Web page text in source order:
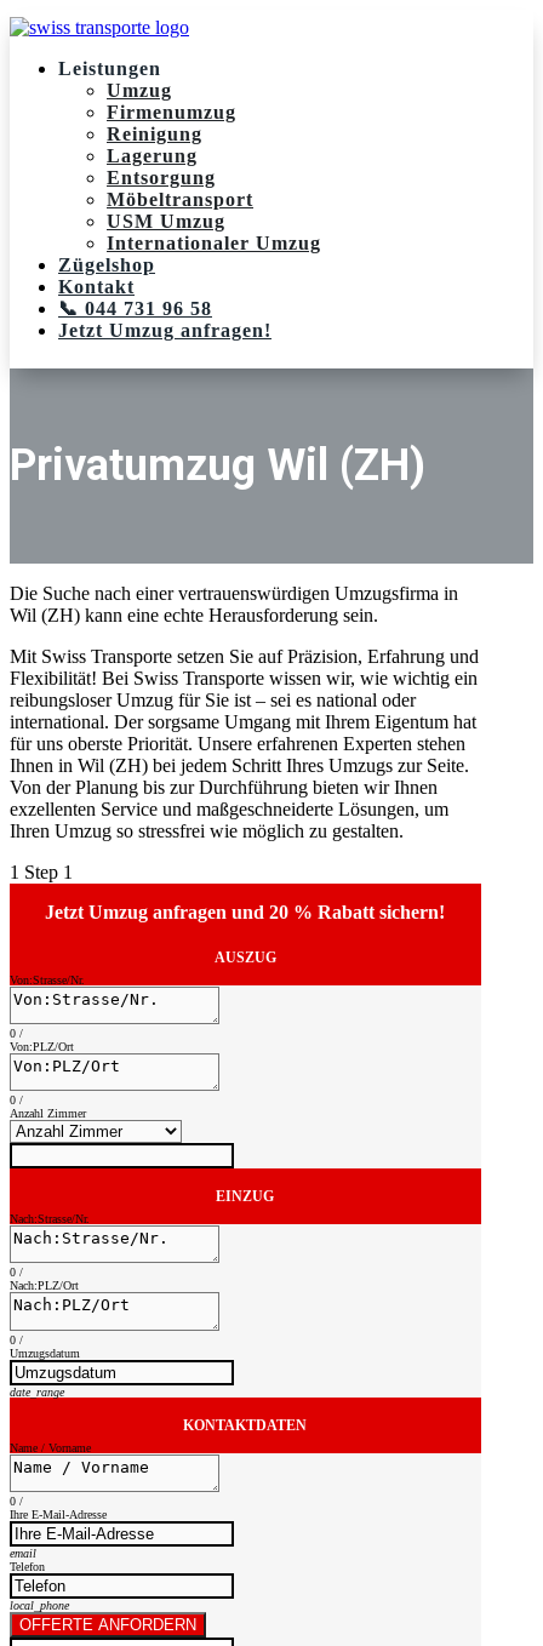
Leistungen
Umzug
Firmenumzug
Reinigung
Lagerung
Entsorgung
Möbeltransport
USM Umzug
Internationaler Umzug
Zügelshop
Kontakt
📞 044 731 96 58
Jetzt Umzug anfragen!
Privatumzug Wil (ZH)
Die Suche nach einer vertrauenswürdigen Umzugsfirma in
Wil (ZH) kann eine echte Herausforderung sein.
Mit Swiss Transporte setzen Sie auf Präzision, Erfahrung und
Flexibilität! Bei Swiss Transporte wissen wir, wie wichtig ein
reibungsloser Umzug für Sie ist – sei es national oder
international. Der sorgsame Umgang mit Ihrem Eigentum hat
für uns oberste Priorität. Unsere erfahrenen Experten stehen
Ihnen in Wil (ZH) bei jedem Schritt Ihres Umzugs zur Seite.
Von der Planung bis zur Durchführung bieten wir Ihnen
exzellenten Service und maßgeschneiderte Lösungen, um
Ihren Umzug so stressfrei wie möglich zu gestalten.
1 Step 1
Jetzt Umzug anfragen und 20 % Rabatt sichern!
AUSZUG
Von:Strasse/Nr.
0 /
Von:PLZ/Ort
0 /
Anzahl Zimmer
EINZUG
Nach:Strasse/Nr.
0 /
Nach:PLZ/Ort
0 /
Umzugsdatum
date_range
KONTAKTDATEN
Name / Vorname
0 /
Ihre E-Mail-Adresse
email
Telefon
local_phone
OFFERTE ANFORDERN